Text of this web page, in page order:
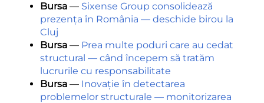
Bursa — Sixense Group consolidează
prezența în România — deschide birou la
Cluj
Bursa — Prea multe poduri care au cedat
structural — când începem să tratăm
lucrurile cu responsabilitate
Bursa — Inovație în detectarea
problemelor structurale — monitorizarea